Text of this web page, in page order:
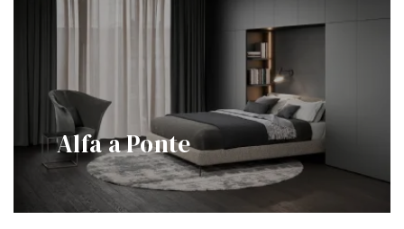
Alfa a Ponte